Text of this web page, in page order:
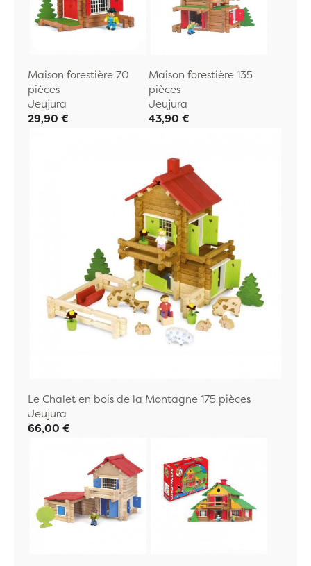
Maison forestière 70
pièces
Jeujura
29,90 €
Maison forestière 135
pièces
Jeujura
43,90 €
Le Chalet en bois de la Montagne 175 pièces
Jeujura
66,00 €